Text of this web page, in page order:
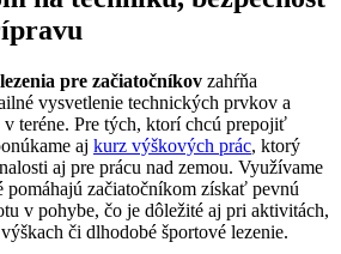
pre začiatočníkov zahŕňa
vysvetlenie technických prvkov a
teréne. Pre tých, ktorí chcú prepojiť
aj kurz výškových prác, ktorý
aj pre prácu nad zemou. Využívame
pomáhajú začiatočníkom získať pevnú
v pohybe, čo je dôležité aj pri aktivitách,
či dlhodobé športové lezenie.